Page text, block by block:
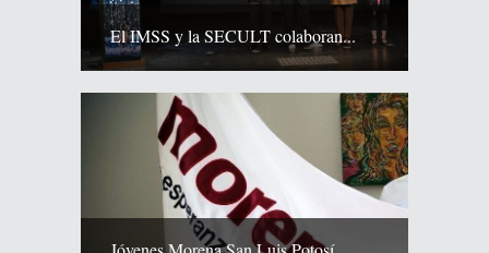
El IMSS y la SECULT colaboran...